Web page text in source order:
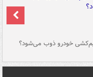
خودرو ذوب می‌شود؟